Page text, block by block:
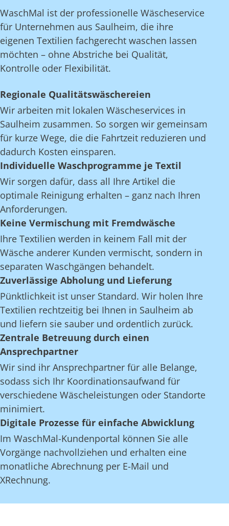
WaschMal ist der professionelle Wäscheservice
für Unternehmen aus Saulheim, die ihre
eigenen Textilien fachgerecht waschen lassen
möchten – ohne Abstriche bei Qualität,
Kontrolle oder Flexibilität.
Regionale Qualitätswäschereien
Wir arbeiten mit lokalen Wäscheservices in
Saulheim zusammen. So sorgen wir gemeinsam
für kurze Wege, die die Fahrtzeit reduzieren und
dadurch Kosten einsparen.
Individuelle Waschprogramme je Textil
Wir sorgen dafür, dass all Ihre Artikel die
optimale Reinigung erhalten – ganz nach Ihren
Anforderungen.
Keine Vermischung mit Fremdwäsche
Ihre Textilien werden in keinem Fall mit der
Wäsche anderer Kunden vermischt, sondern in
separaten Waschgängen behandelt.
Zuverlässige Abholung und Lieferung
Pünktlichkeit ist unser Standard. Wir holen Ihre
Textilien rechtzeitig bei Ihnen in Saulheim ab
und liefern sie sauber und ordentlich zurück.
Zentrale Betreuung durch einen
Ansprechpartner
Wir sind ihr Ansprechpartner für alle Belange,
sodass sich Ihr Koordinationsaufwand für
verschiedene Wäscheleistungen oder Standorte
minimiert.
Digitale Prozesse für einfache Abwicklung
Im WaschMal-Kundenportal können Sie alle
Vorgänge nachvollziehen und erhalten eine
monatliche Abrechnung per E-Mail und
XRechnung.